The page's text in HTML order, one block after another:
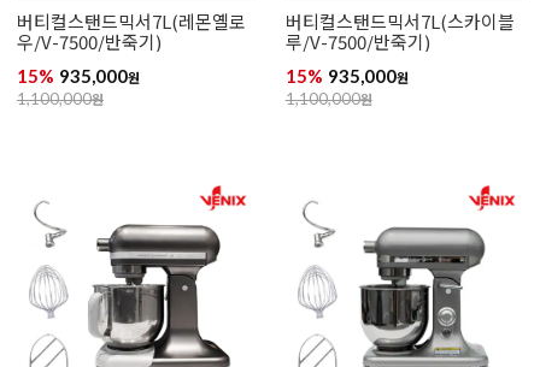
버티컬스탠드믹서7L(레몬옐로
우/V-7500/반죽기)
15% 935,000원
1,100,000원
버티컬스탠드믹서7L(스카이블
루/V-7500/반죽기)
15% 935,000원
1,100,000원